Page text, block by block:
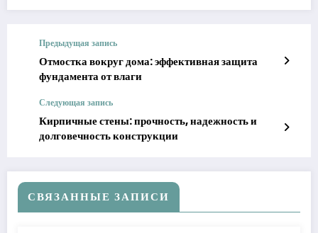
Предыдущая запись
Отмостка вокруг дома: эффективная защита
фундамента от влаги
Следующая запись
Кирпичные стены: прочность, надежность и
долговечность конструкции
СВЯЗАННЫЕ ЗАПИСИ